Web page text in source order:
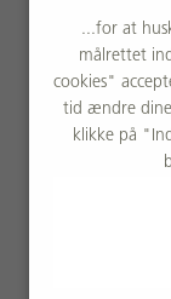
...for at
målrettet
cookies"
tid ændre
klikke på